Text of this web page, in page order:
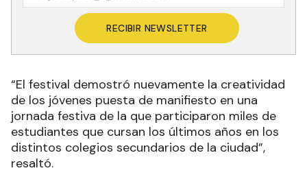
RECIBIR NEWSLETTER
“El festival demostró nuevamente la creatividad
de los jóvenes puesta de manifiesto en una
jornada festiva de la que participaron miles de
estudiantes que cursan los últimos años en los
distintos colegios secundarios de la ciudad”,
resaltó.